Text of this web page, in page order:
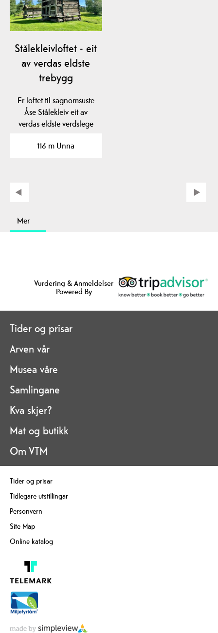
Stålekleivloftet - eit
av verdas eldste
trebygg
Er loftet til sagnomsuste
Åse Stålekleiv eit av
verdas eldste verdslege
116 m Unna
Mer
Vurdering & Anmeldelser
Powered By
Tider og prisar
Arven vår
Musea våre
Samlingane
Kva skjer?
Mat og butikk
Om VTM
Tider og prisar
Tidlegare utstillingar
Personvern
Site Map
Online katalog